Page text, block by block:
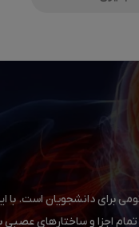
برای دانشجویان است. با
اجزا و ساختارهای عصبی